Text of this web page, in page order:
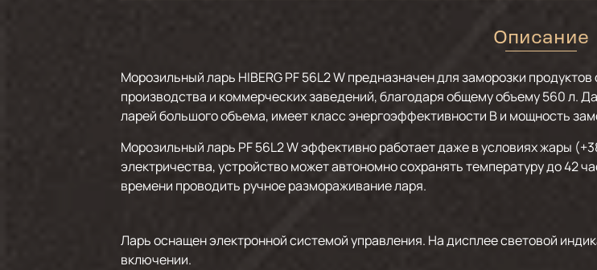
Описание
Морозильный ларь HIBERG PF 56L2 W предназначен для заморозки
производства и коммерческих заведений, благодаря общему объему 560 л.
ларей большого объема, имеет класс энергоэффективности В и мощность
Морозильный ларь PF 56L2 W эффективно работает даже в условиях жары
электричества, устройство может автономно сохранять температуру до 42
времени проводить ручное размораживание ларя.
Ларь оснащен электронной системой управления. На дисплее световой
включении.